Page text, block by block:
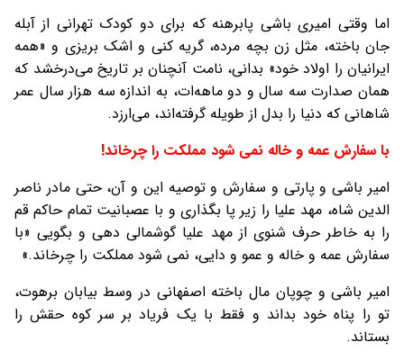
اما وقتی اميری باشی پابرهنه که برای دو کودک تهرانی از آبله
جان باخته، مثل زن بچه مرده‌، گريه کنی و اشک بريزی و «همه
ايرانيان را اولاد خود» بدانی، نامت آنچنان بر تاريخ می‌درخشد که
همان صدارت سه سال و دو ماهه‌ات، به اندازه سه هزار سال عمر
شاهانی که دنيا را بدل از طويله گرفته‌اند، می‌ارزد.
با سفارش عمه و خاله نمی شود مملکت را چرخاند!
امير باشی و پارتی و سفارش و توصيه اين و آن، حتی مادر ناصر
الدين شاه، مهد عليا را زير پا بگذاری و با عصبانيت تمام حاکم قم
را به خاطر حرف شنوی از مهد عليا گوشمالی دهی و بگويی «با
سفارش عمه و خاله و عمو و دايی، نمی شود مملکت را چرخاند.»
امير باشی و چوپان مال باخته اصفهانی در وسط بيابان برهوت،
تو را پناه خود بداند و فقط با يک فرياد بر سر کوه حقش را
بستاند.